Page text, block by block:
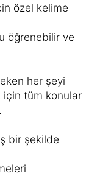
özel kelime
öğrenebilir ve
her şeyi
için tüm konular
bir şekilde